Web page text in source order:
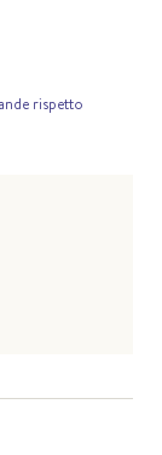
rispetto